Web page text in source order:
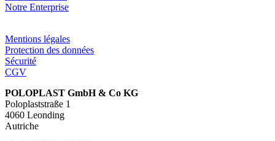
Notre Enterprise
Mentions légales
Protection des données
Sécurité
CGV
POLOPLAST GmbH & Co KG
Poloplaststraße 1
4060 Leonding
Autriche